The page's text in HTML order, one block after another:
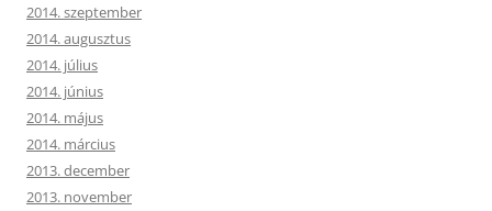
2014. szeptember
2014. augusztus
2014. július
2014. június
2014. május
2014. március
2013. december
2013. november